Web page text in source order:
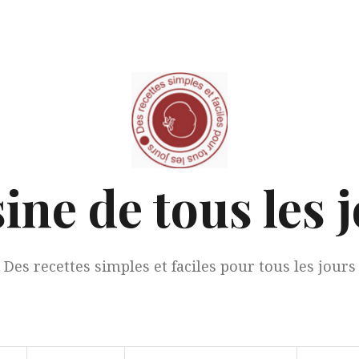
de tous les
Des recettes simples et faciles pour tous les jours